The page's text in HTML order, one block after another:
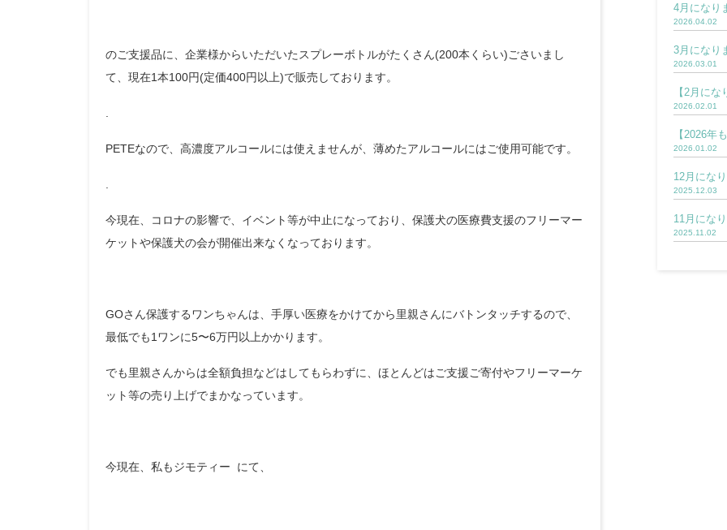
のご支援品に、企業様からいただいたスプレーボトルがたくさん(200本くらい)ごさいまし
て、現在1本100円(定価400円以上)で販売しております。
PETEなので、高濃度アルコールには使えませんが、薄めたアルコールにはご使用可能です。
今現在、コロナの影響で、イベント等が中止になっており、保護犬の医療費支援のフリーマー
ケットや保護犬の会が開催出来なくなっております。
GOさん保護するワンちゃんは、手厚い医療をかけてから里親さんにバトンタッチするので、
最低でも1ワンに5〜6万円以上かかります。
でも里親さんからは全額負担などはしてもらわずに、ほとんどはご支援ご寄付やフリーマーケ
ット等の売り上げでまかなっています。
今現在、私もジモティー にて、
4月になり
2026.04.02
3月になり
2026.03.01
【2月にな
2026.02.01
【2026年
2026.01.02
12月にな
2025.12.03
11月になり
2025.11.02